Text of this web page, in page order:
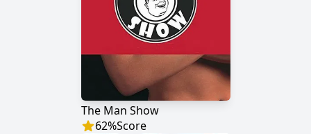
The Man Show
62%Score